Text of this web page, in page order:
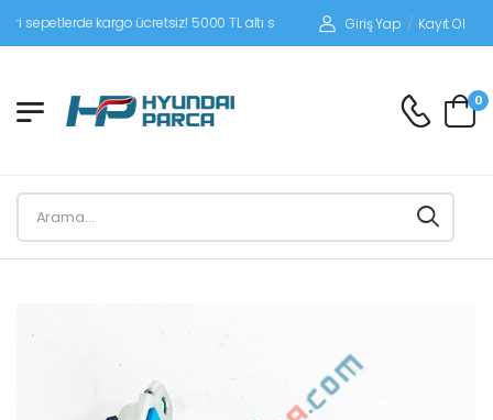
kargo ücretsiz! 5000 TL altı siparişlerinizde siparişleriniz alıcı
Giriş Yap / Kayıt Ol
0